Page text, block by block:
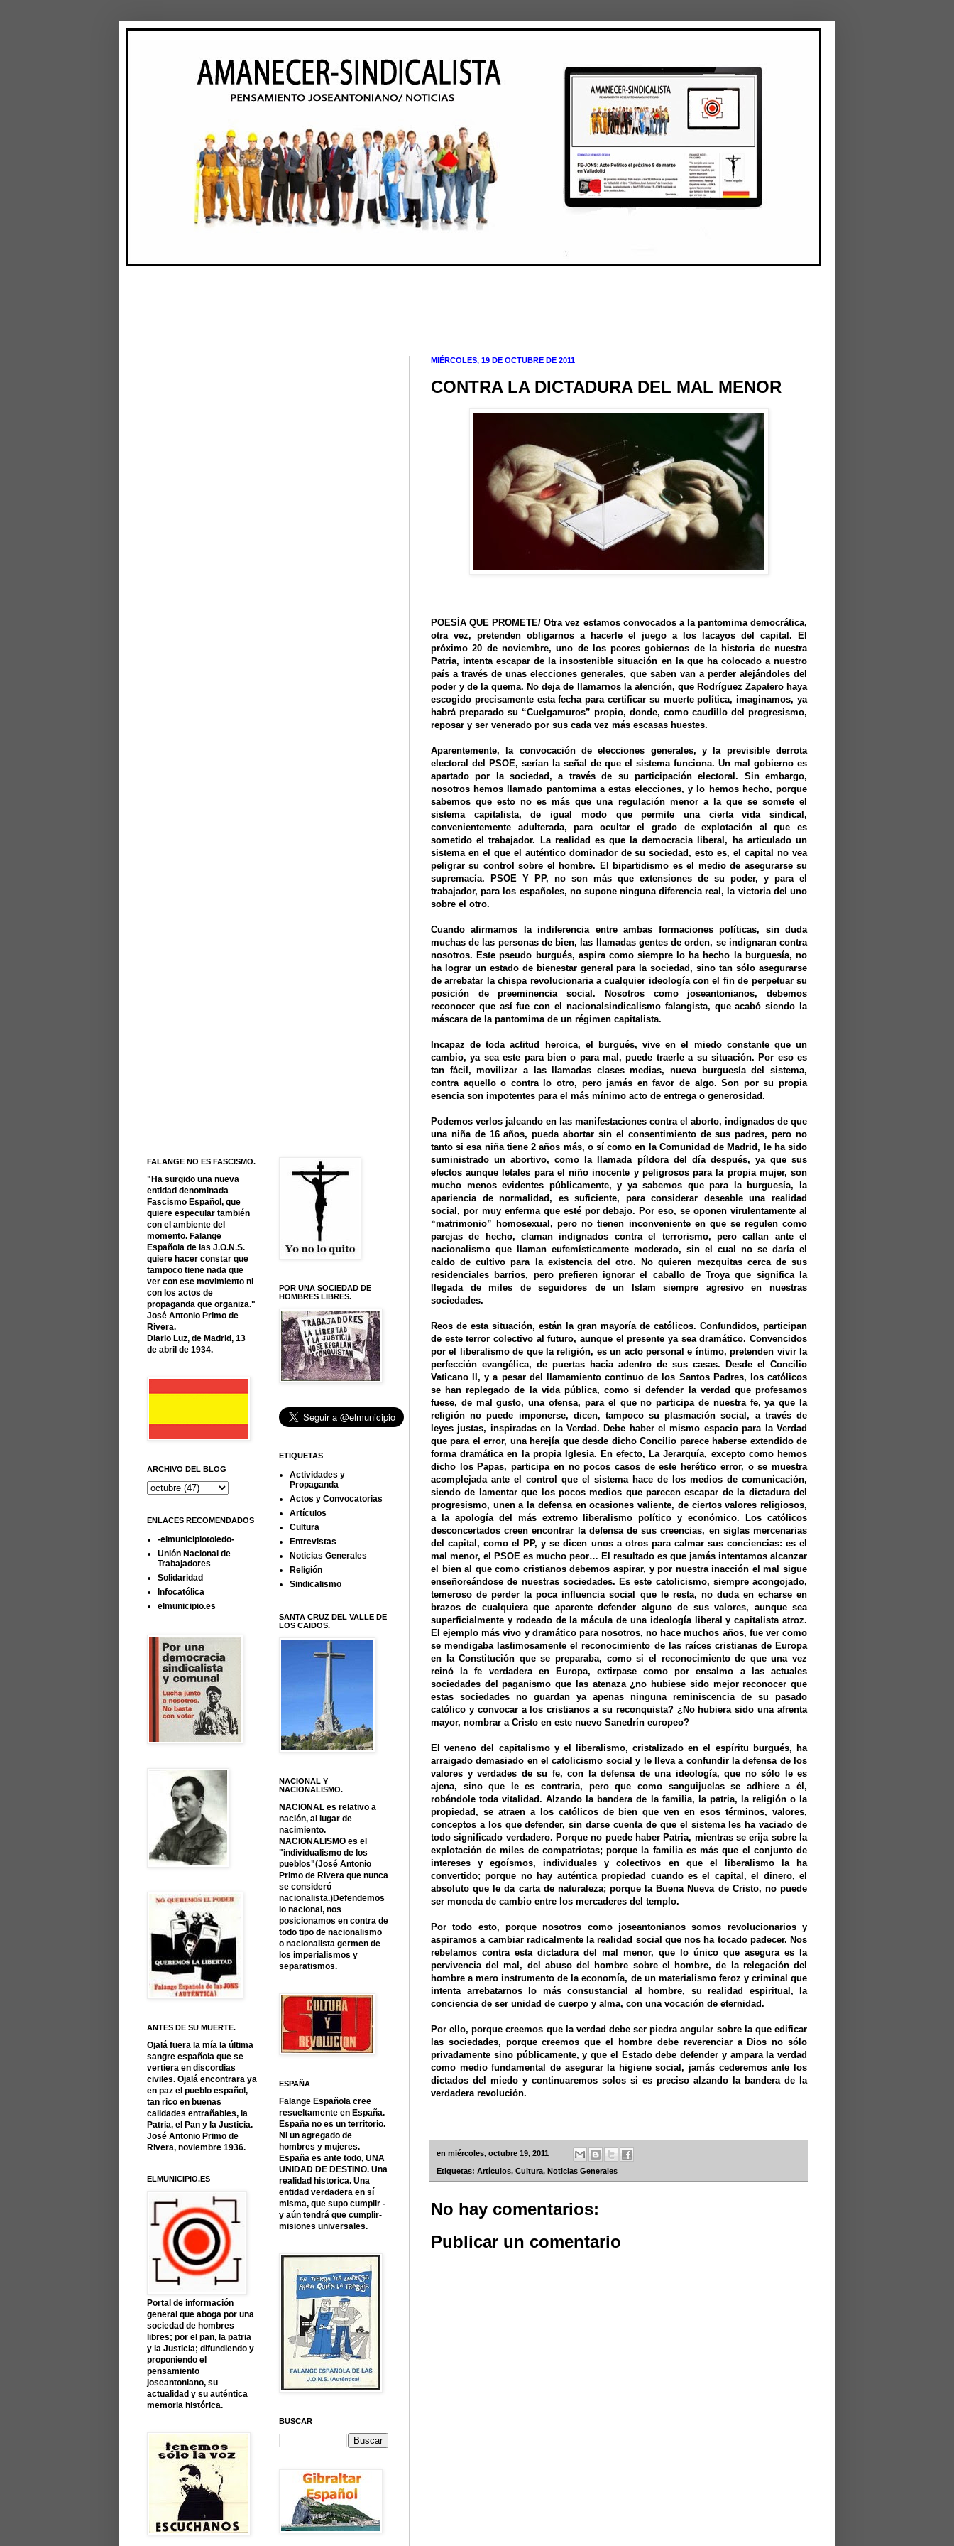
MIÉRCOLES, 19 DE OCTUBRE DE 2011
CONTRA LA DICTADURA DEL MAL MENOR
POESÍA QUE PROMETE/ Otra vez estamos convocados a la pantomima democrática,
otra vez, pretenden obligarnos a hacerle el juego a los lacayos del capital. El
próximo 20 de noviembre, uno de los peores gobiernos de la historia de nuestra
Patria, intenta escapar de la insostenible situación en la que ha colocado a nuestro
país a través de unas elecciones generales, que saben van a perder alejándoles del
poder y de la quema. No deja de llamarnos la atención, que Rodríguez Zapatero haya
escogido precisamente esta fecha para certificar su muerte política, imaginamos, ya
habrá preparado su “Cuelgamuros” propio, donde, como caudillo del progresismo,
reposar y ser venerado por sus cada vez más escasas huestes.
Aparentemente, la convocación de elecciones generales, y la previsible derrota
electoral del PSOE, serían la señal de que el sistema funciona. Un mal gobierno es
apartado por la sociedad, a través de su participación electoral. Sin embargo,
nosotros hemos llamado pantomima a estas elecciones, y lo hemos hecho, porque
sabemos que esto no es más que una regulación menor a la que se somete el
sistema capitalista, de igual modo que permite una cierta vida sindical,
convenientemente adulterada, para ocultar el grado de explotación al que es
sometido el trabajador. La realidad es que la democracia liberal, ha articulado un
sistema en el que el auténtico dominador de su sociedad, esto es, el capital no vea
peligrar su control sobre el hombre. El bipartidismo es el medio de asegurarse su
supremacía. PSOE Y PP, no son más que extensiones de su poder, y para el
trabajador, para los españoles, no supone ninguna diferencia real, la victoria del uno
sobre el otro.
Cuando afirmamos la indiferencia entre ambas formaciones políticas, sin duda
muchas de las personas de bien, las llamadas gentes de orden, se indignaran contra
nosotros. Este pseudo burgués, aspira como siempre lo ha hecho la burguesía, no
ha lograr un estado de bienestar general para la sociedad, sino tan sólo asegurarse
de arrebatar la chispa revolucionaria a cualquier ideología con el fin de perpetuar su
posición de preeminencia social. Nosotros como joseantonianos, debemos
reconocer que así fue con el nacionalsindicalismo falangista, que acabó siendo la
máscara de la pantomima de un régimen capitalista.
Incapaz de toda actitud heroica, el burgués, vive en el miedo constante que un
cambio, ya sea este para bien o para mal, puede traerle a su situación. Por eso es
tan fácil, movilizar a las llamadas clases medias, nueva burguesía del sistema,
contra aquello o contra lo otro, pero jamás en favor de algo. Son por su propia
esencia son impotentes para el más mínimo acto de entrega o generosidad.
Podemos verlos jaleando en las manifestaciones contra el aborto, indignados de que
una niña de 16 años, pueda abortar sin el consentimiento de sus padres, pero no
tanto si esa niña tiene 2 años más, o sí como en la Comunidad de Madrid, le ha sido
suministrado un abortivo, como la llamada píldora del día después, ya que sus
efectos aunque letales para el niño inocente y peligrosos para la propia mujer, son
mucho menos evidentes públicamente, y ya sabemos que para la burguesía, la
apariencia de normalidad, es suficiente, para considerar deseable una realidad
social, por muy enferma que esté por debajo. Por eso, se oponen virulentamente al
“matrimonio” homosexual, pero no tienen inconveniente en que se regulen como
parejas de hecho, claman indignados contra el terrorismo, pero callan ante el
nacionalismo que llaman eufemísticamente moderado, sin el cual no se daría el
caldo de cultivo para la existencia del otro. No quieren mezquitas cerca de sus
residenciales barrios, pero prefieren ignorar el caballo de Troya que significa la
llegada de miles de seguidores de un Islam siempre agresivo en nuestras
sociedades.
Reos de esta situación, están la gran mayoría de católicos. Confundidos, participan
de este terror colectivo al futuro, aunque el presente ya sea dramático. Convencidos
por el liberalismo de que la religión, es un acto personal e íntimo, pretenden vivir la
perfección evangélica, de puertas hacia adentro de sus casas. Desde el Concilio
Vaticano II, y a pesar del llamamiento continuo de los Santos Padres, los católicos
se han replegado de la vida pública, como si defender la verdad que profesamos
fuese, de mal gusto, una ofensa, para el que no participa de nuestra fe, ya que la
religión no puede imponerse, dicen, tampoco su plasmación social, a través de
leyes justas, inspiradas en la Verdad. Debe haber el mismo espacio para la Verdad
que para el error, una herejía que desde dicho Concilio parece haberse extendido de
forma dramática en la propia Iglesia. En efecto, La Jerarquía, excepto como hemos
dicho los Papas, participa en no pocos casos de este herético error, o se muestra
acomplejada ante el control que el sistema hace de los medios de comunicación,
siendo de lamentar que los pocos medios que parecen escapar de la dictadura del
progresismo, unen a la defensa en ocasiones valiente, de ciertos valores religiosos,
a la apología del más extremo liberalismo político y económico. Los católicos
desconcertados creen encontrar la defensa de sus creencias, en siglas mercenarias
del capital, como el PP, y se dicen unos a otros para calmar sus conciencias: es el
mal menor, el PSOE es mucho peor… El resultado es que jamás intentamos alcanzar
el bien al que como cristianos debemos aspirar, y por nuestra inacción el mal sigue
enseñoreándose de nuestras sociedades. Es este catolicismo, siempre acongojado,
temeroso de perder la poca influencia social que le resta, no duda en echarse en
brazos de cualquiera que aparente defender alguno de sus valores, aunque sea
superficialmente y rodeado de la mácula de una ideología liberal y capitalista atroz.
El ejemplo más vivo y dramático para nosotros, no hace muchos años, fue ver como
se mendigaba lastimosamente el reconocimiento de las raíces cristianas de Europa
en la Constitución que se preparaba, como si el reconocimiento de que una vez
reinó la fe verdadera en Europa, extirpase como por ensalmo a las actuales
sociedades del paganismo que las atenaza ¿no hubiese sido mejor reconocer que
estas sociedades no guardan ya apenas ninguna reminiscencia de su pasado
católico y convocar a los cristianos a su reconquista? ¿No hubiera sido una afrenta
mayor, nombrar a Cristo en este nuevo Sanedrín europeo?
El veneno del capitalismo y el liberalismo, cristalizado en el espíritu burgués, ha
arraigado demasiado en el catolicismo social y le lleva a confundir la defensa de los
valores y verdades de su fe, con la defensa de una ideología, que no sólo le es
ajena, sino que le es contraria, pero que como sanguijuelas se adhiere a él,
robándole toda vitalidad. Alzando la bandera de la familia, la patria, la religión o la
propiedad, se atraen a los católicos de bien que ven en esos términos, valores,
conceptos a los que defender, sin darse cuenta de que el sistema les ha vaciado de
todo significado verdadero. Porque no puede haber Patria, mientras se erija sobre la
explotación de miles de compatriotas; porque la familia es más que el conjunto de
intereses y egoísmos, individuales y colectivos en que el liberalismo la ha
convertido; porque no hay auténtica propiedad cuando es el capital, el dinero, el
absoluto que le da carta de naturaleza; porque la Buena Nueva de Cristo, no puede
ser moneda de cambio entre los mercaderes del templo.
Por todo esto, porque nosotros como joseantonianos somos revolucionarios y
aspiramos a cambiar radicalmente la realidad social que nos ha tocado padecer. Nos
rebelamos contra esta dictadura del mal menor, que lo único que asegura es la
pervivencia del mal, del abuso del hombre sobre el hombre, de la relegación del
hombre a mero instrumento de la economía, de un materialismo feroz y criminal que
intenta arrebatarnos lo más consustancial al hombre, su realidad espiritual, la
conciencia de ser unidad de cuerpo y alma, con una vocación de eternidad.
Por ello, porque creemos que la verdad debe ser piedra angular sobre la que edificar
las sociedades, porque creemos que el hombre debe reverenciar a Dios no sólo
privadamente sino públicamente, y que el Estado debe defender y ampara la verdad
como medio fundamental de asegurar la higiene social, jamás cederemos ante los
dictados del miedo y continuaremos solos si es preciso alzando la bandera de la
verdadera revolución.
en miércoles, octubre 19, 2011
Etiquetas: Artículos, Cultura, Noticias Generales
No hay comentarios:
Publicar un comentario
FALANGE NO ES FASCISMO.
"Ha surgido una nueva
entidad denominada
Fascismo Español, que
quiere especular también
con el ambiente del
momento. Falange
Española de las J.O.N.S.
quiere hacer constar que
tampoco tiene nada que
ver con ese movimiento ni
con los actos de
propaganda que organiza."
José Antonio Primo de
Rivera.
Diario Luz, de Madrid, 13
de abril de 1934.
ARCHIVO DEL BLOG
ENLACES RECOMENDADOS
-elmunicipiotoledo-
Unión Nacional de
Trabajadores
Solidaridad
Infocatólica
elmunicipio.es
ANTES DE SU MUERTE.
Ojalá fuera la mía la última
sangre española que se
vertiera en discordias
civiles. Ojalá encontrara ya
en paz el pueblo español,
tan rico en buenas
calidades entrañables, la
Patria, el Pan y la Justicia.
José Antonio Primo de
Rivera, noviembre 1936.
ELMUNICIPIO.ES
Portal de información
general que aboga por una
sociedad de hombres
libres; por el pan, la patria
y la Justicia; difundiendo y
proponiendo el
pensamiento
joseantoniano, su
actualidad y su auténtica
memoria histórica.
POR UNA SOCIEDAD DE
HOMBRES LIBRES.
ETIQUETAS
Actividades y
Propaganda
Actos y Convocatorias
Artículos
Cultura
Entrevistas
Noticias Generales
Religión
Sindicalismo
SANTA CRUZ DEL VALLE DE
LOS CAIDOS.
NACIONAL Y
NACIONALISMO.
NACIONAL es relativo a
nación, al lugar de
nacimiento.
NACIONALISMO es el
"individualismo de los
pueblos"(José Antonio
Primo de Rivera que nunca
se consideró
nacionalista.)Defendemos
lo nacional, nos
posicionamos en contra de
todo tipo de nacionalismo
o nacionalista germen de
los imperialismos y
separatismos.
ESPAÑA
Falange Española cree
resueltamente en España.
España no es un territorio.
Ni un agregado de
hombres y mujeres.
España es ante todo, UNA
UNIDAD DE DESTINO. Una
realidad historica. Una
entidad verdadera en sí
misma, que supo cumplir -
y aún tendrá que cumplir-
misiones universales.
BUSCAR